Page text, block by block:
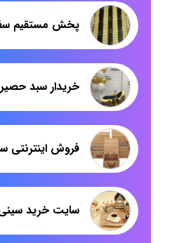
خریدار سبد
فروش اینترنتی
سایت خرید